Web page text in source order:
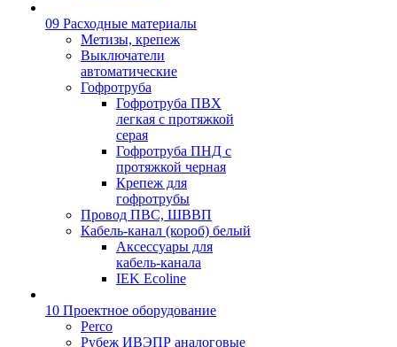
09 Расходные материалы
Метизы, крепеж
Выключатели
автоматические
Гофротруба
Гофротруба ПВХ
легкая с протяжкой
серая
Гофротруба ПНД с
протяжкой черная
Крепеж для
гофротрубы
Провод ПВС, ШВВП
Кабель-канал (короб) белый
Аксессуары для
кабель-канала
IEK Ecoline
10 Проектное оборудование
Perco
Рубеж ИВЭПР аналоговые